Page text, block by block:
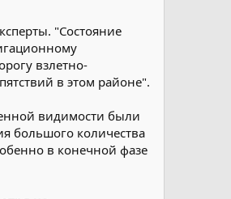
"Состояние
взлетно-
в этом районе".
видимости были
большого количества
в конечной фазе